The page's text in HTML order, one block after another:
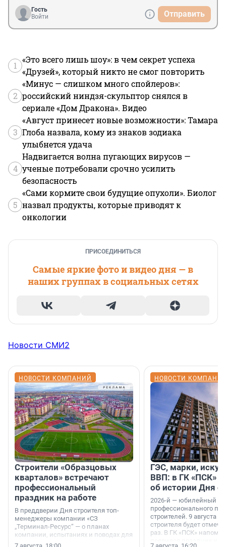
Гость
Войти
Отправить
1
«Это всего лишь шоу»: в чем секрет успеха
«Друзей», который никто не смог повторить
2
«Минус — слишком много спойлеров»:
российский ниндзя-скульптор снялся в
сериале «Дом Дракона». Видео
3
«Август принесет новые возможности»: Тамара
Глоба назвала, кому из знаков зодиака
улыбнется удача
4
Надвигается волна пугающих вирусов —
ученые потребовали срочно усилить
безопасность
5
«Сами кормите свои будущие опухоли». Биолог
назвал продукты, которые приводят к
онкологии
ПРИСОЕДИНИТЬСЯ
Самые яркие фото и видео дня — в
наших группах в социальных сетях
Новости СМИ2
НОВОСТИ КОМПАНИЙ
Строители «Образцовых
кварталов» встречают
профессиональный
праздник на работе
В преддверии Дня строителя топ-
менеджеры компании «СЗ
„Терминал-Ресурс“ — о планах
компании, испытаниях и поводах для
осторожного оптимизма.
7 августа, 18:00
НОВОСТИ
ГЭС, марки,
ВВП: в ГК «ПСК»
об истории Дня
2026-й — юбилейный
профессионального
строителей. 9 августа
строителя будет
раз. В ГК «ПСК»
7 августа, 16:20